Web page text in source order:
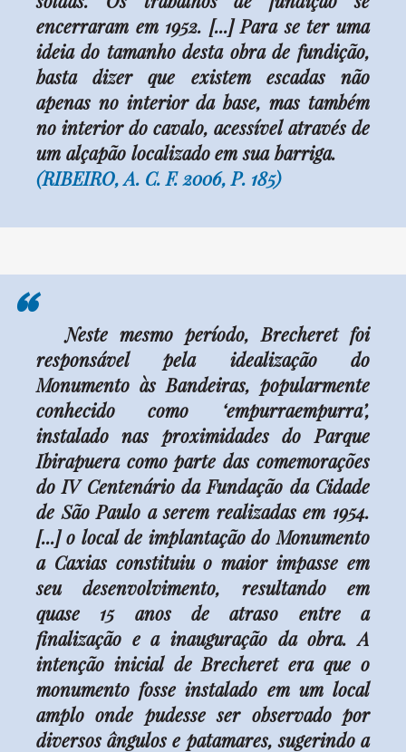
encerraram em 1952. [...] Para se ter uma
ideia do tamanho desta obra de fundição,
basta dizer que existem escadas não
apenas no interior da base, mas também
no interior do cavalo, acessível através de
um alçapão localizado em sua barriga.
(RIBEIRO, A. C. F. 2006, P. 185)
“
Neste mesmo período, Brecheret foi
responsável pela idealização do
Monumento às Bandeiras, popularmente
conhecido como ‘empurraempurra’,
instalado nas proximidades do Parque
Ibirapuera como parte das comemorações
do IV Centenário da Fundação da Cidade
de São Paulo a serem realizadas em 1954.
[...] o local de implantação do Monumento
a Caxias constituiu o maior impasse em
seu desenvolvimento, resultando em
quase 15 anos de atraso entre a
finalização e a inauguração da obra. A
intenção inicial de Brecheret era que o
monumento fosse instalado em um local
amplo onde pudesse ser observado por
diversos ângulos e patamares, sugerindo a